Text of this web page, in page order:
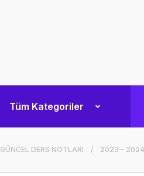
Tüm Kategoriler
GÜNCEL DERS NOTLARI 2023 - 2024